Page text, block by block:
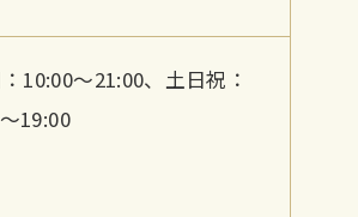
10:00～21:00、土日祝：
19:00